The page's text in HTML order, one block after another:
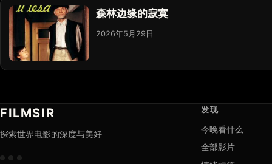
森林边缘的寂寞
2026年5月29日
FILMSIR
探索世界电影的深度与美好
发现
今晚看什么
全部影片